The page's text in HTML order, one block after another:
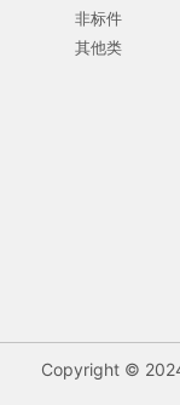
非标件
其他类
Copyright ©